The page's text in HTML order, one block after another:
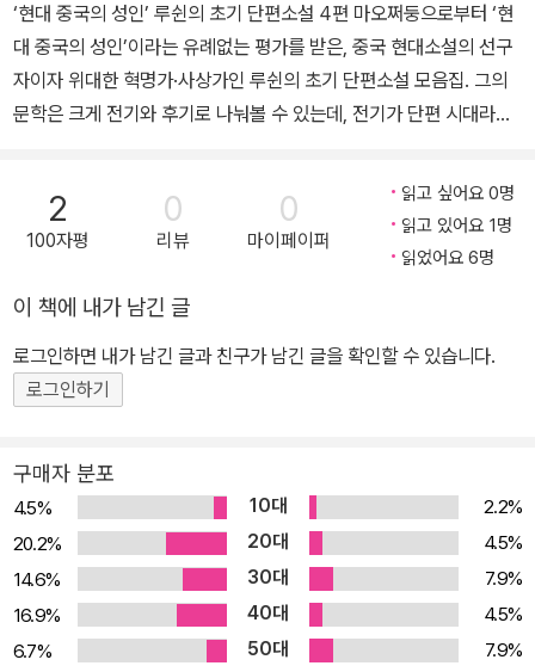
여 『방황』 『새로 엮은 옛이야기』 등 세 권의 소설집을 펴냈고, 그의 문
학의 정수라 일컬어지는 잡문(산문)집 『아침 꽃 저녁에 줍다』 『화개
집』 『무덤』 등을 펴냈으며, 그 밖에 산문시집 『들풀』과 시평 등 방대
한 양의 글을 썼다. 루쉰은 평생 불의하다고 생각하는 것들에 분노하
은 루쉰을 일컬어 “중국 문화혁명의 주장主將으로 위대한 문학가일
뿐만 아니라 위대한 사상가, 혁명가”라고 했다. 마오쩌둥의 말처럼 루
쉰은 1936년 10월 19일 지병인 폐결핵으로 세상을 떠날 때까지 활
발한 문학 활동뿐만 아니라 중국좌익작가연맹 참여, 문학단체 조직,
실에 온몸으로 맞서 희망을 발견하고 새로운 길을 제시하고자 했다.
인은 서정주, 박목월, 정지용 등이다. 1968년에는 2개월간 ≪한국 문
학 산론≫을 신문에 연재하기도 했다. 대만에서 석사(1963), 박사 학
위(1968)를 받고, 귀국해 한국외국어대학교 중어과에 조교수로 부
임했다. 한국의 문학을 대만에 소개했을 뿐만 아니라, 중국의 문학을
6)와 ≪중국 현대 시선≫(을유문화사, 1976), ≪중공 현대 대표 시선
≫(전예원, 1987) 등이 그런 작업에 해당한다. 또한 ＜중국 수필의
전통＞을 1978년 1월부터 1979년 8월까지 ≪수필문학≫에 연재하
권에서 널리 인정을 받은 듯하다. 2003년에 베이징에서 있었던 ‘허
세욱 중문 수필 세미나’는 이례적으로 외국인 작가를 초청한 것으로
평가받는다. 한국외대 도서관장, 한국외대 동양어대학장, 한국 중국
교 중문과 교수, 고려대 중문과 학과장 및 대학원 주임 등을 역임했으
며, 중국 문예협회에서 제정한 ‘중국 문학상’(1970)과 한국 수필 문
학 진흥회가 제정한 제6회 ‘현대 수필 문학상’(1987), 임실 문학 대
상(2000) 등을 수상했고, 2010년에는 대만 지산 문화 예술 훈장(鷄
山文化藝術勳章)을 받았다. 유학한 대만뿐만 아니라 미국(아이오
와대, 버클리대, 캘리포니아대, 스탠포드대), 유럽, 중국, 필리핀, 홍
‘현대 중국의 성인’ 루쉰의 초기 단편소설 4편 마오쩌둥으로부터 ‘현
대 중국의 성인’이라는 유례없는 평가를 받은, 중국 현대소설의 선구
자이자 위대한 혁명가·사상가인 루쉰의 초기 단편소설 모음집. 그의
문학은 크게 전기와 후기로 나눠볼 수 있는데, 전기가 단편 시대라면
학에서 중국인의 영혼을 파헤치면서 반봉건·반사교·반노예적인 국민
성 개조에 역점을 두었다. 여기에 소개하는 그의 데뷔작 <광인일기>
(1918)를 비롯하여 <풍파>(1920), <고향>(1921), <고독자>(192
기>, <풍파>, <고향>은 첫 소설집 《외침(訥喊)》(1922)에서, <고
독자>는 두 번째 소설집 《방황》(1926)에서 뽑아 함께 묶었다.
2
100자평
0
리뷰
0
마이페이퍼
읽고 싶어요 0명
읽고 있어요 1명
읽었어요 6명
이 책에 내가 남긴 글
로그인하면 내가 남긴 글과 친구가 남긴 글을 확인할 수 있습니다.
로그인하기
구매자 분포
4.5% 10대
2.2%
20.2%
20대
4.5%
14.6%
30대
7.9%
16.9%
40대
4.5%
6.7%
50대
7.9%